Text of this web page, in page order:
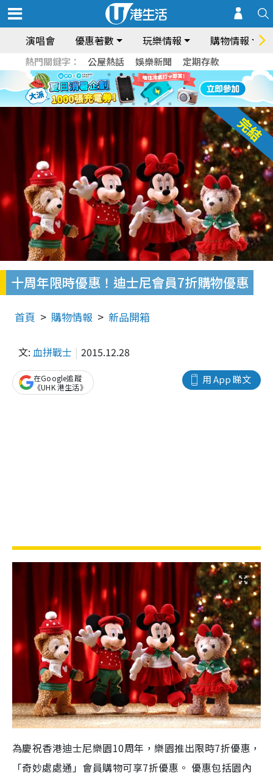
演唱會 優惠著數 玩樂情報 購物情報
熱門關鍵字： 公屋熱話 娛樂新聞 定期存款
十周年限時優惠！迪士尼會員7折購物優惠
首頁 購物情報 新品開箱
文: 血拼戰士 2015.12.28
用 App 睇文
在Google追蹤
《UHK 港生活》
為慶祝香港迪士尼樂園10周年，樂園推出限時7折優惠，
「奇妙處處通」會員購物可享7折優惠。 優惠包括園內